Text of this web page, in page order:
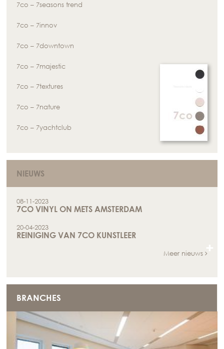
7co – 7seasons trend
7co – 7innov
7co – 7downtown
7co – 7majestic
7co – 7textures
7co – 7nature
7co – 7yachtclub
NIEUWS
08-11-2023
7CO VINYL ON METS AMSTERDAM
20-04-2023
REINIGING VAN 7CO KUNSTLEER
Meer nieuws
BRANCHES